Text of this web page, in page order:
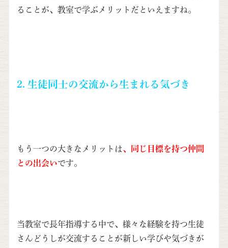
ることが、教室で学ぶメリットだといえますね。
2. 生徒同士の交流から生まれる気づき
もう一つの大きなメリットは、同じ目標を持つ仲間
との出会いです。
当教室で長年指導する中で、様々な経験を持つ生徒
さんどうしが交流することが新しい学びや気づきが